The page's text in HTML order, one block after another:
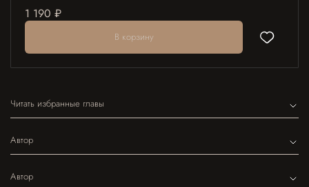
1 190 ₽
В корзину
Читать избранные главы
Автор
Автор